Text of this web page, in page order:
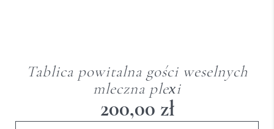
Tablica powitalna gości weselnych
mleczna plexi
200,00 zł